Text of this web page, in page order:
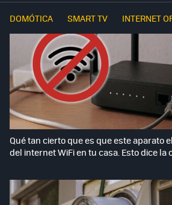
DOMÓTICA SMART TV INTERNET
Qué tan cierto que es que este aparato
del internet WiFi en tu casa. Esto dice la